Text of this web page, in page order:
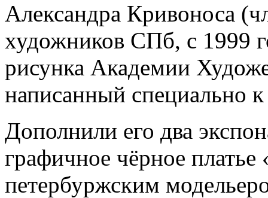
Александра Кривоноса
художников СПб, с 1999
рисунка Академии
написанный специально
Дополнили его два
графичное чёрное
петербуржским